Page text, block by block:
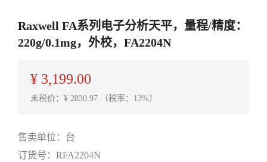
Raxwell FA系列电子分析天平，量程/精度：
220g/0.1mg，外校，FA2204N
¥ 3,199.00
未税价：¥ 2830.97 （税率：13%）
售卖单位： 台
订货号： RFA2204N